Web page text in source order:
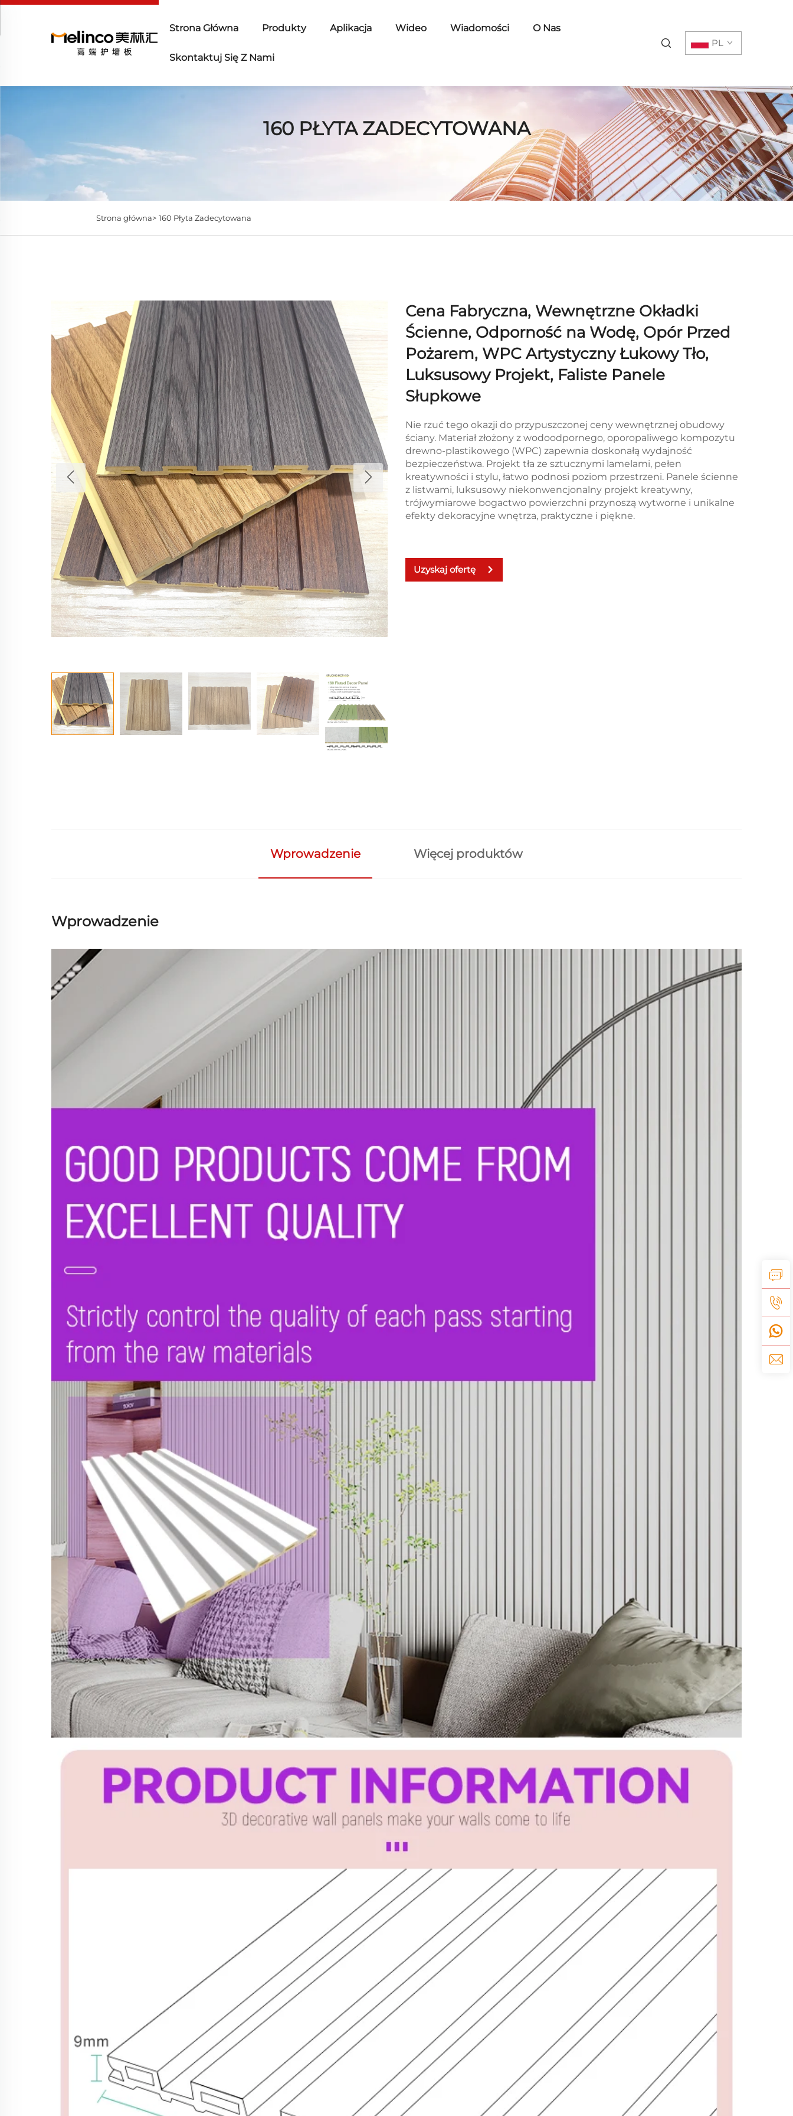
Strona Główna Produkty Aplikacja Wideo Wiadomości O Nas
Skontaktuj Się Z Nami
PL
160 PŁYTA ZADECYTOWANA
Strona główna> 160 Płyta Zadecytowana
Cena Fabryczna, Wewnętrzne Okładki
Ścienne, Odporność na Wodę, Opór Przed
Pożarem, WPC Artystyczny Łukowy Tło,
Luksusowy Projekt, Faliste Panele
Słupkowe
Nie rzuć tego okazji do przypuszczonej ceny wewnętrznej obudowy
ściany. Materiał złożony z wodoodpornego, oporopaliwego kompozytu
drewno-plastikowego (WPC) zapewnia doskonałą wydajność
bezpieczeństwa. Projekt tła ze sztucznymi lamelami, pełen
kreatywności i stylu, łatwo podnosi poziom przestrzeni. Panele ścienne
z listwami, luksusowy niekonwencjonalny projekt kreatywny,
trójwymiarowe bogactwo powierzchni przynoszą wytworne i unikalne
efekty dekoracyjne wnętrza, praktyczne i piękne.
Uzyskaj ofertę
Wprowadzenie Więcej produktów
Wprowadzenie